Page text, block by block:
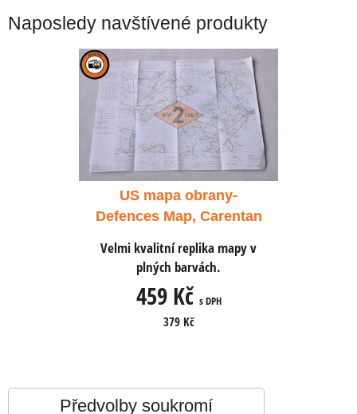
Naposledy navštívené produkty
US mapa obrany-
Defences Map, Carentan
Velmi kvalitní replika mapy v
plných barvách.
459 Kč s DPH
379 Kč
Předvolby soukromí